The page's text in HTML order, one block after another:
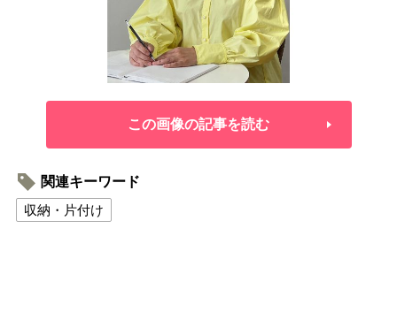
この画像の記事を読む
関連キーワード
収納・片付け